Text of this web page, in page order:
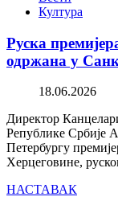
Култура
Руска
одржана у
18.06.2026
Директор
Републике Србије
Петербургу
Херцеговине,
НАСТАВАК